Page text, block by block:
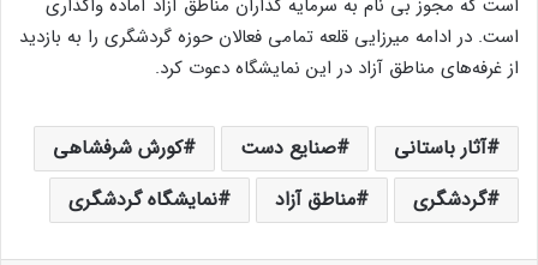
است. در ادامه میرزایی قلعه تمامی فعالان حوزه گردشگری را به بازدید
از غرفه‌های مناطق آزاد در این نمایشگاه دعوت کرد.
آثار باستانی صنایع دست
کورش شرفشاهی
گردشگری
مناطق آزاد نمایشگاه گردشگری